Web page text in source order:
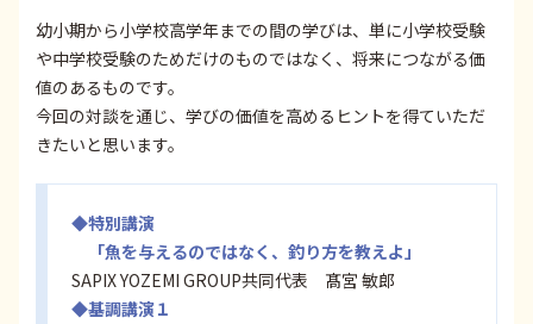
幼小期から小学校高学年までの間の学びは、単に小学校受験
や中学校受験のためだけのものではなく、将来につながる価
値のあるものです。
今回の対談を通じ、学びの価値を高めるヒントを得ていただ
きたいと思います。
◆特別講演
「魚を与えるのではなく、釣り方を教えよ」
SAPIX YOZEMI GROUP共同代表 髙宮 敏郎
◆基調講演１